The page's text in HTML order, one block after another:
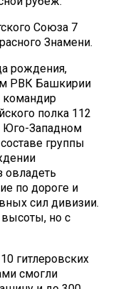
Союза 7
Знамени.
рождения,
РВК Башкирии
командир
полка 112
Юго-Западном
группы
овладеть
по дороге и
сил дивизии.
но с
гитлеровских
смогли